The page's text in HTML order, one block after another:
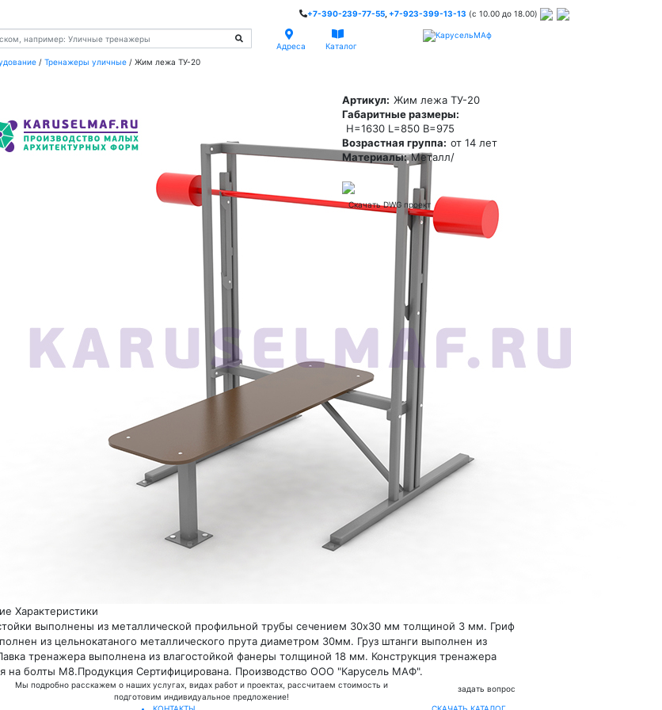
+7-390-239-77-55 +7-923-399-13-13 (c 10.00 до 18.00)
Адреса
Каталог
/ Тренажеры уличные / Жим лежа ТУ-20
Артикул: Жим лежа ТУ-20
Габаритные размеры:
H=1630 L=850 В=975
Возрастная группа: от 14 лет
Материалы: Металл/
Скачать DWG проект
Характеристики
выполнены из металлической профильной трубы сечением 30х30 мм толщиной 3 мм. Гриф
из цельнокатаного металлического прута диаметром 30мм. Груз штанги выполнен из
тренажера выполнена из влагостойкой фанеры толщиной 18 мм. Конструкция тренажера
на болты М8.Продукция Сертифицирована. Производство ООО "Карусель МАФ".
Мы подробно расскажем о наших услугах, видах работ и проектах, рассчитаем стоимость и
подготовим индивидуальное предложение!
задать вопрос